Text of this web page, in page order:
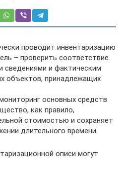
проводит инвентаризацию
– проверить соответствие
и фактическим
объектов, принадлежащих
основных средств
как правило,
стоимостью и сохраняет
длительного времени.
описи могут